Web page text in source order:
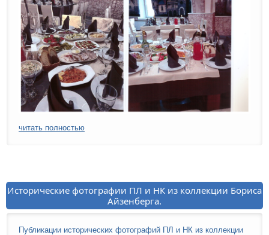
читать полностью
Исторические фотографии ПЛ и НК из коллекции Бориса
Айзенберга.
Публикации исторических фотографий ПЛ и НК из коллекции